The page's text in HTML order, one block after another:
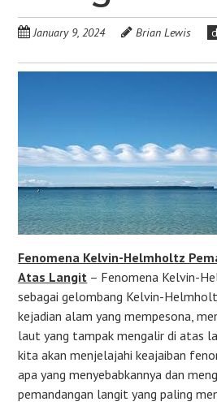
January 9, 2024 Brian Lewis
Fenomena Kelvin-Helmholtz
Atas Langit – Fenomena Kelvin-
sebagai gelombang Kelvin-
kejadian alam yang mempesona,
laut yang tampak mengalir di atas
kita akan menjelajahi keajaiban
apa yang menyebabkannya dan
pemandangan langit yang paling